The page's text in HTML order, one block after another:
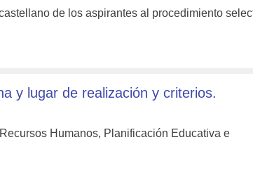
de los aspirantes al procedimiento
y lugar de realización y criterios.
Humanos, Planificación Educativa e